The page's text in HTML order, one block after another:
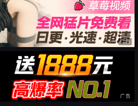
广告
广告